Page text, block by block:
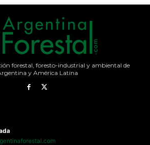
forestal, foresto-industrial y ambiental de
y América Latina